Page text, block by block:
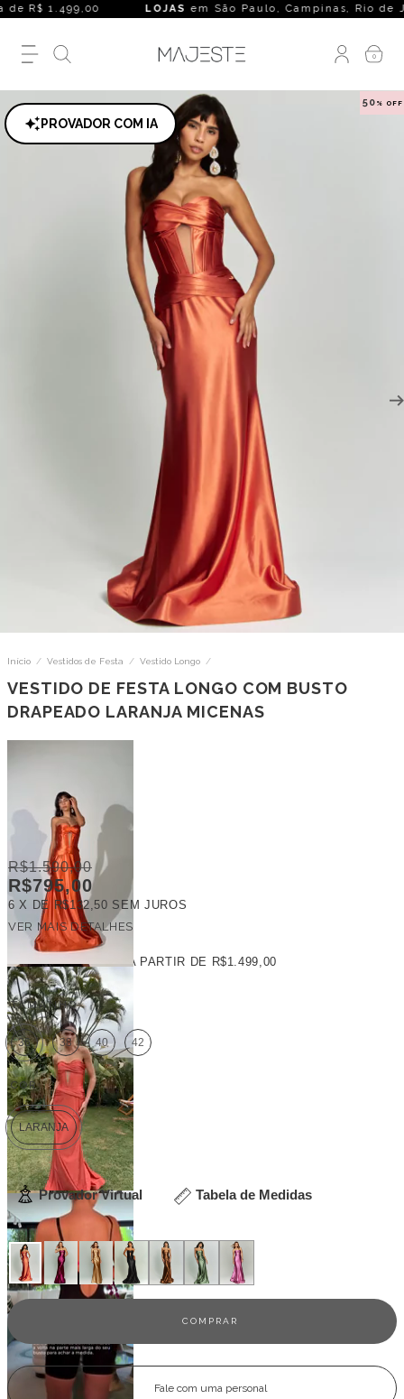
R$ 1.499,00 LOJASem São Paulo, Campinas, Rio de
0
50 % OFF
PROVADOR COM IA
Início / Vestidos de Festa / Vestido Longo /
VESTIDO DE FESTA LONGO COM BUSTO
DRAPEADO LARANJA MICENAS
R$1.590,00
R$795,00
6 X DE R$132,50 SEM JUROS
VER MAIS DETALHES
FRETE GRÁTIS A PARTIR DE R$1.499,00
TAMANHO:
36 38 40 42
COR:
LARANJA
Provador Virtual Tabela de Medidas
Veja outras opções
Fale com uma personal